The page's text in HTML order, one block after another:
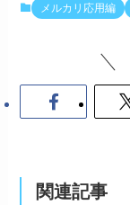
メルカリ応用編
関連記事